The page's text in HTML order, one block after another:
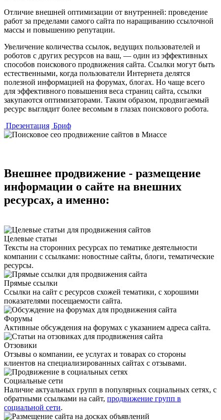
Отличие внешней оптимизации от внутренней: проведение
работ за пределами самого сайта по наращиванию ссылочной
массы и повышению репутации.
Увеличение количества ссылок, ведущих пользователей и
роботов с других ресурсов на ваш, — один из эффективных
способов поискового продвижения сайта. Ссылки могут быть
естественными, когда пользователи Интернета делятся
полезной информацией на форумах, блогах. Но чаще всего
для эффективного повышения веса страниц сайта, ссылки
закупаются оптимизаторами. Таким образом, продвигаемый
ресурс выглядит более весомым в глазах поискового робота.
Презентация Бриф
Внешнее продвижение - размещение
информации о сайте на внешних
ресурсах, а именно:
Целевые статьи
Тексты на сторонних ресурсах по тематике деятельности
компании с ссылками: новостные сайты, блоги, тематические
ресурсы.
Прямые ссылки
Ссылки на сайт с ресурсов схожей тематики, с хорошими
показателями посещаемости сайта.
Форумы
Активные обсуждения на форумах с указанием адреса сайта.
Отзовики
Отзывы о компании, ее услугах и товарах со стороны
клиентов на специализированных сайтах с отзывами.
Социальные сети
Наличие актуальных групп в популярных социальных сетях, с
обратными ссылками на сайт, продвижение групп в
социальной сети.